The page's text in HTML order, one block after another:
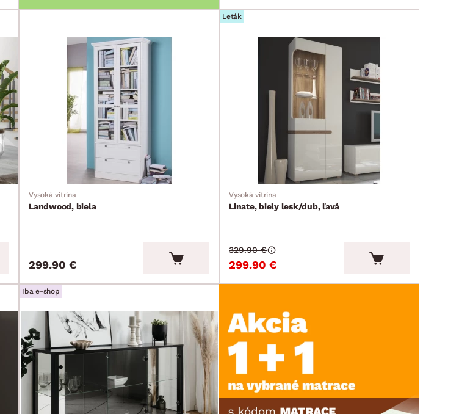
Vysoká vitrína
Landwood, biela
299.90 €
Leták
Vysoká vitrína
Linate, biely lesk/dub, ľavá
299.90 €
329.90 €
Iba e-shop